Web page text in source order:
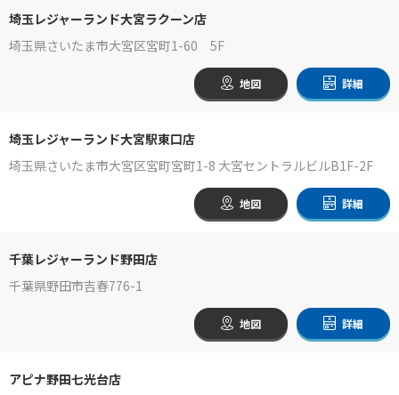
埼玉レジャーランド大宮ラクーン店
埼玉県さいたま市大宮区宮町1-60 5F
地図 詳細
埼玉レジャーランド大宮駅東口店
埼玉県さいたま市大宮区宮町宮町1-8 大宮セントラルビルB1F-2F
地図 詳細
千葉レジャーランド野田店
千葉県野田市吉春776-1
地図 詳細
アピナ野田七光台店